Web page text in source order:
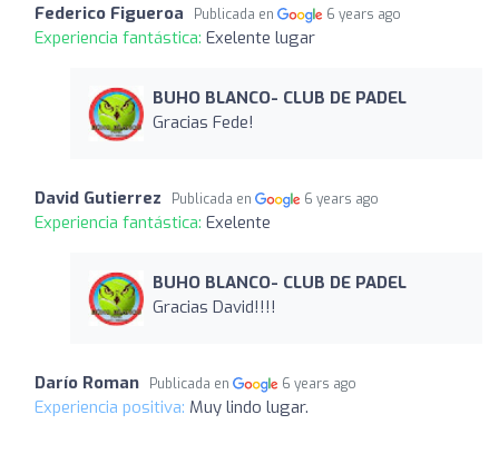
Federico Figueroa Publicada en 6 years ago
Experiencia fantástica: Exelente lugar
BUHO BLANCO- CLUB DE PADEL
Gracias Fede!
David Gutierrez Publicada en 6 years ago
Experiencia fantástica: Exelente
BUHO BLANCO- CLUB DE PADEL
Gracias David!!!!
Darío Roman Publicada en 6 years ago
Experiencia positiva: Muy lindo lugar.